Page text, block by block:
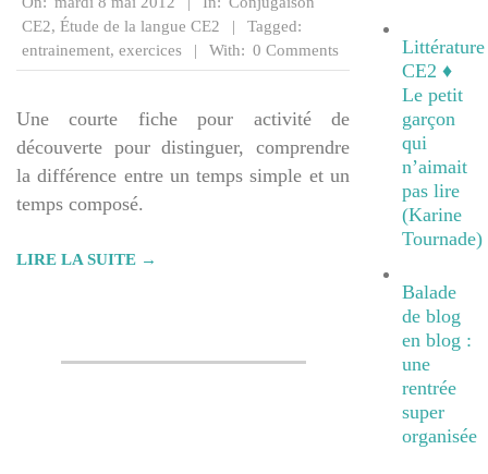
05-
08
CE2, Étude de la langue CE2
Tagged:
entrainement, exercices With: 0 Comments
Une courte fiche pour activité de
découverte pour distinguer, comprendre
la différence entre un temps simple et un
temps composé.
LIRE LA SUITE →
Littérature
CE2 ♦
Le petit
garçon
qui
n’aimait
pas lire
(Karine
Tournade)
Balade
de blog
en blog :
une
rentrée
super
organisée